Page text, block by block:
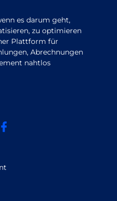
es darum geht,
zu optimieren
Plattform für
Abrechnungen
nahtlos